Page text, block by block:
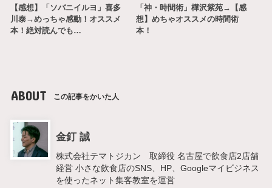
【感想】「ソバニイルヨ」喜多
川泰→めっちゃ感動！オススメ
本！絶対読んでも…
「神・時間術」樺沢紫苑→【感
想】めちゃオススメの時間術
本！
ABOUT この記事をかいた人
金釘 誠
株式会社テマトジカン 取締役 名古屋で飲食店2店舗
経営 小さな飲食店のSNS、HP、Googleマイビジネス
を使ったネット集客教室を運営